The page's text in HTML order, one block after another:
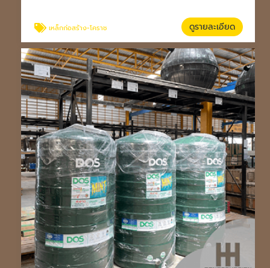
เหล็กก่อสร้าง-โคราช ดูรายละเอียด